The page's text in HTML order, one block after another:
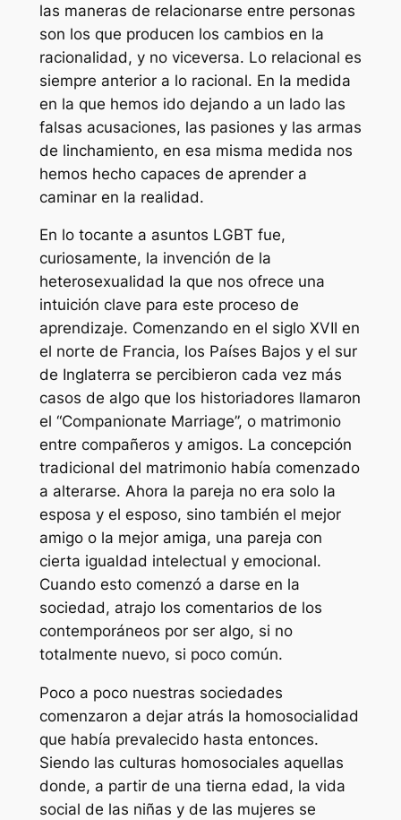
las maneras de relacionarse entre personas
son los que producen los cambios en la
racionalidad, y no viceversa. Lo relacional es
siempre anterior a lo racional. En la medida
en la que hemos ido dejando a un lado las
falsas acusaciones, las pasiones y las armas
de linchamiento, en esa misma medida nos
hemos hecho capaces de aprender a
caminar en la realidad.
En lo tocante a asuntos LGBT fue,
curiosamente, la invención de la
heterosexualidad la que nos ofrece una
intuición clave para este proceso de
aprendizaje. Comenzando en el siglo XVII en
el norte de Francia, los Países Bajos y el sur
de Inglaterra se percibieron cada vez más
casos de algo que los historiadores llamaron
el “Companionate Marriage”, o matrimonio
entre compañeros y amigos. La concepción
tradicional del matrimonio había comenzado
a alterarse. Ahora la pareja no era solo la
esposa y el esposo, sino también el mejor
amigo o la mejor amiga, una pareja con
cierta igualdad intelectual y emocional.
Cuando esto comenzó a darse en la
sociedad, atrajo los comentarios de los
contemporáneos por ser algo, si no
totalmente nuevo, si poco común.
Poco a poco nuestras sociedades
comenzaron a dejar atrás la homosocialidad
que había prevalecido hasta entonces.
Siendo las culturas homosociales aquellas
donde, a partir de una tierna edad, la vida
social de las niñas y de las mujeres se